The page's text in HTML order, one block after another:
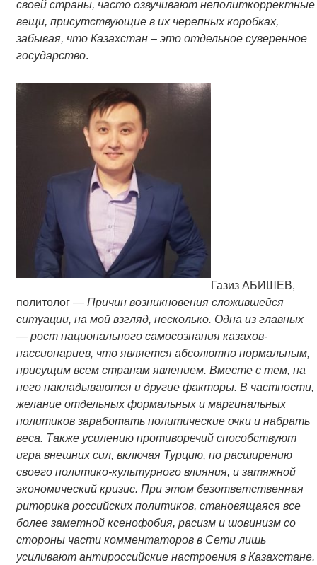
своей страны, часто озвучивают неполиткорректные
вещи, присутствующие в их черепных коробках,
забывая, что Казахстан – это отдельное суверенное
государство.
Газиз АБИШЕВ,
политолог — Причин возникновения сложившейся
ситуации, на мой взгляд, несколько. Одна из главных
— рост национального самосознания казахов-
пассионариев, что является абсолютно нормальным,
присущим всем странам явлением. Вместе с тем, на
него накладываются и другие факторы. В частности,
желание отдельных формальных и маргинальных
политиков заработать политические очки и набрать
веса. Также усилению противоречий способствуют
игра внешних сил, включая Турцию, по расширению
своего политико-культурного влияния, и затяжной
экономический кризис. При этом безответственная
риторика российских политиков, становящаяся все
более заметной ксенофобия, расизм и шовинизм со
стороны части комментаторов в Сети лишь
усиливают антироссийские настроения в Казахстане.